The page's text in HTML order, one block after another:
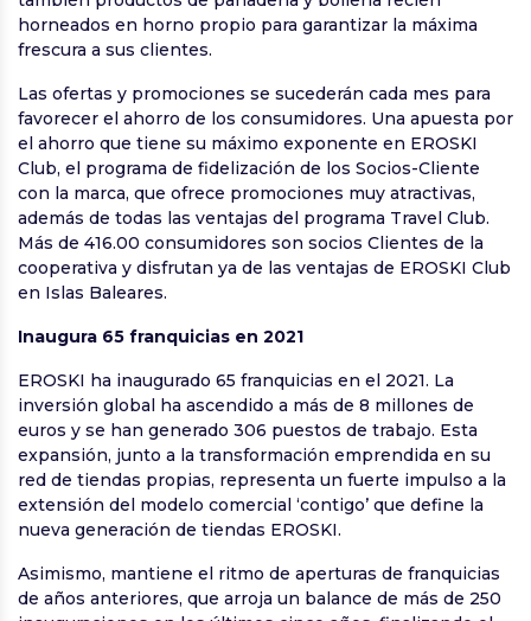
horneados en horno propio para garantizar la máxima
frescura a sus clientes.
Las ofertas y promociones se sucederán cada mes para
favorecer el ahorro de los consumidores. Una apuesta por
el ahorro que tiene su máximo exponente en EROSKI
Club, el programa de fidelización de los Socios-Cliente
con la marca, que ofrece promociones muy atractivas,
además de todas las ventajas del programa Travel Club.
Más de 416.00 consumidores son socios Clientes de la
cooperativa y disfrutan ya de las ventajas de EROSKI Club
en Islas Baleares.
Inaugura 65 franquicias en 2021
EROSKI ha inaugurado 65 franquicias en el 2021. La
inversión global ha ascendido a más de 8 millones de
euros y se han generado 306 puestos de trabajo. Esta
expansión, junto a la transformación emprendida en su
red de tiendas propias, representa un fuerte impulso a la
extensión del modelo comercial ‘contigo’ que define la
nueva generación de tiendas EROSKI.
Asimismo, mantiene el ritmo de aperturas de franquicias
de años anteriores, que arroja un balance de más de 250